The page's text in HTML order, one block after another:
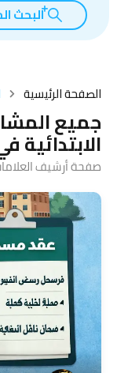
البحث
الصفحة الرئيسية
جميع
صفحة أرشيف